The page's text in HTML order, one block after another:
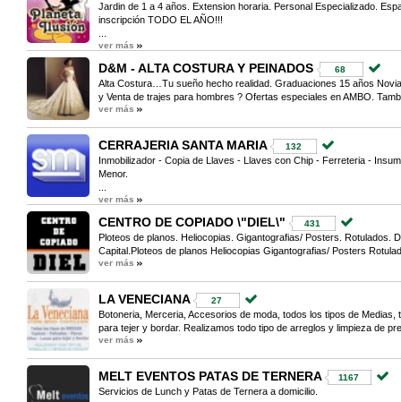
Jardin de 1 a 4 años. Extension horaria. Personal Especializado.
inscripción TODO EL AÑO!!!
ver más
D&M - ALTA COSTURA Y PEINADOS 68
Alta Costura…Tu sueño hecho realidad. Graduaciones 15 años
y Venta de trajes para hombres ? Ofertas especiales en AMBO.
ver más
CERRAJERIA SANTA MARIA 132
Inmobilizador - Copia de Llaves - Llaves con Chip - Ferreteria -
Menor.
ver más
CENTRO DE COPIADO \"DIEL\" 431
Ploteos de planos. Heliocopias. Gigantografias/ Posters. Rotulados.
Capital.Ploteos de planos Heliocopias Gigantografias/ Posters
ver más
LA VENECIANA 27
Botoneria, Merceria, Accesorios de moda, todos los tipos de Medias,
para tejer y bordar. Realizamos todo tipo de arreglos y limpieza de
ver más
MELT EVENTOS PATAS DE TERNERA 1167
Servicios de Lunch y Patas de Ternera a domicilio.